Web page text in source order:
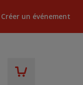
Créer un événement